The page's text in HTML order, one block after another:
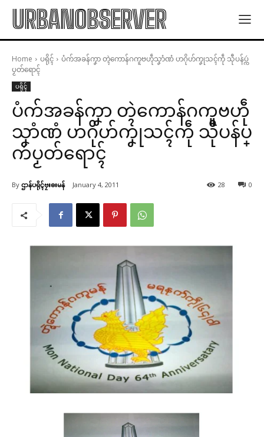
URBANOBSERVER
Home ပရိုၚ်
ပံက်အခန်ကၞာ တ္ၚဲကောန်ဂကူဗဟဵုသၞာံဏံ ဟဂိုဟ်ကၞုသၚ်ကဵု သီုပန်ပ္ကဴ
ပၟတ်ရောၚ်
ပရိုၚ်
ပံက်အခန်ကၞာ တ္ၚဲကောန်ဂကူဗဟဵု
သၞာံဏံ ဟဂိုဟ်ကၞုသၚ်ကဵု သီုပန်ပ္
ကဴပၟတ်ရောၚ်
By ဌာန်ပရိုၚ်ဗၠးၜးမန် January 4, 2011 0
28